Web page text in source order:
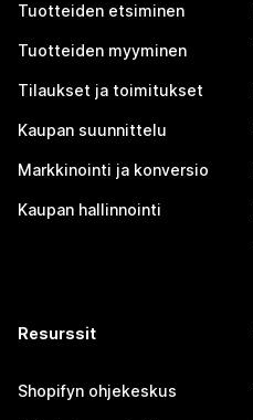
Tuotteiden etsiminen
Tuotteiden myyminen
Tilaukset ja toimitukset
Kaupan suunnittelu
Markkinointi ja konversio
Kaupan hallinnointi
Resurssit
Shopifyn ohjekeskus